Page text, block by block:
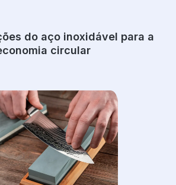
do aço inoxidável para a
circular